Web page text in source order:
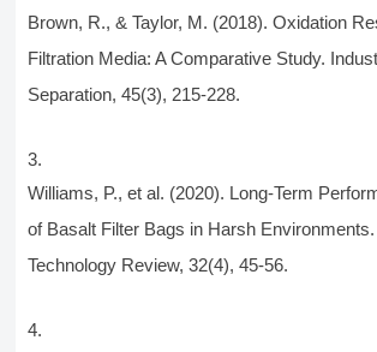
Brown, R., & Taylor, M. (2018). Oxidation
Filtration Media: A Comparative Study.
Separation, 45(3), 215-228.
Williams, P., et al. (2020). Long-Term
of Basalt Filter Bags in Harsh
Technology Review, 32(4), 45-56.